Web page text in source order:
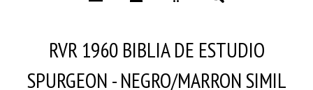
RVR 1960 BIBLIA DE ESTUDIO
SPURGEON - NEGRO/MARRON SIMIL